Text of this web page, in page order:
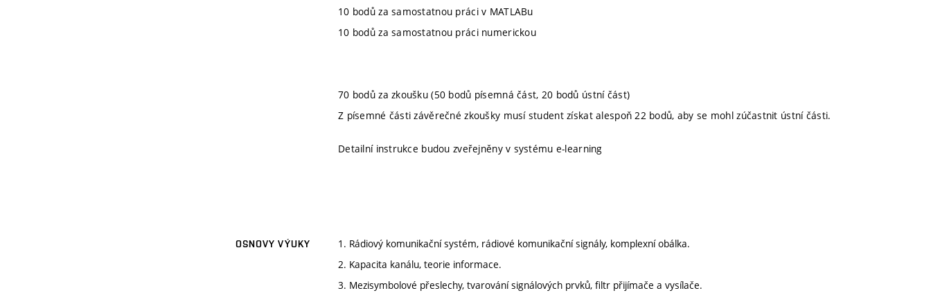
10 bodů za samostatnou práci v MATLABu
10 bodů za samostatnou práci numerickou
70 bodů za zkoušku (50 bodů písemná část, 20 bodů ústní část)
Z písemné části závěrečné zkoušky musí student získat alespoň 22 bodů, aby se mohl zúčastnit ústní části.
Detailní instrukce budou zveřejněny v systému e-learning
OSNOVY VÝUKY
1. Rádiový komunikační systém, rádiové komunikační signály, komplexní obálka.
2. Kapacita kanálu, teorie informace.
3. Mezisymbolové přeslechy, tvarování signálových prvků, filtr přijímače a vysílače.